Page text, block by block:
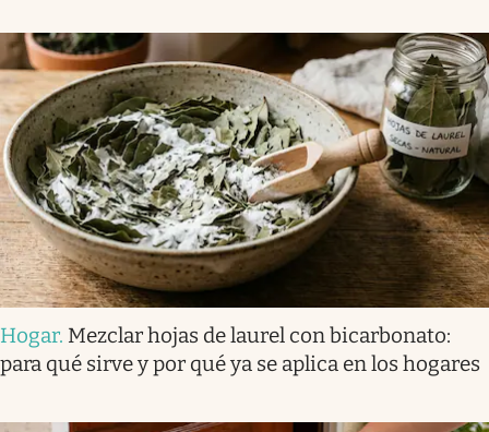
Hogar. Mezclar hojas de laurel con bicarbonato:
para qué sirve y por qué ya se aplica en los hogares